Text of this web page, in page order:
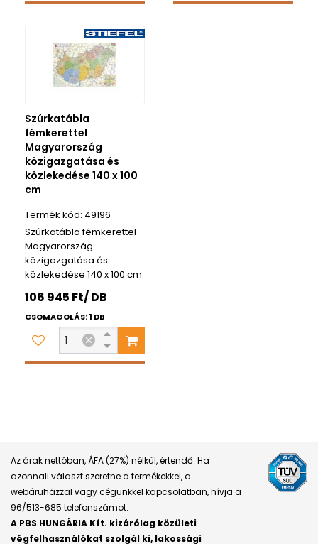
Szúrkatábla
fémkerettel
Magyarország
közigazgatása és
közlekedése 140 x 100
cm
49196
Szúrkatábla fémkerettel
Magyarország
közigazgatása és
közlekedése 140 x 100 cm
106 945 Ft/ DB
CSOMAGOLÁS: 1 DB
Az árak nettóban, ÁFA (27%) nélkül, értendő. Ha
azonnali választ szeretne a termékekkel, a
webáruházzal vagy cégünkkel kapcsolatban, hívja a
96/513-685 telefonszámot.
A PBS HUNGÁRIA Kft. kizárólag közületi
végfelhasználókat szolgál ki, lakossági